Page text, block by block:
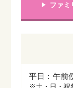
ファミ
平日：午前
※土・日・祝